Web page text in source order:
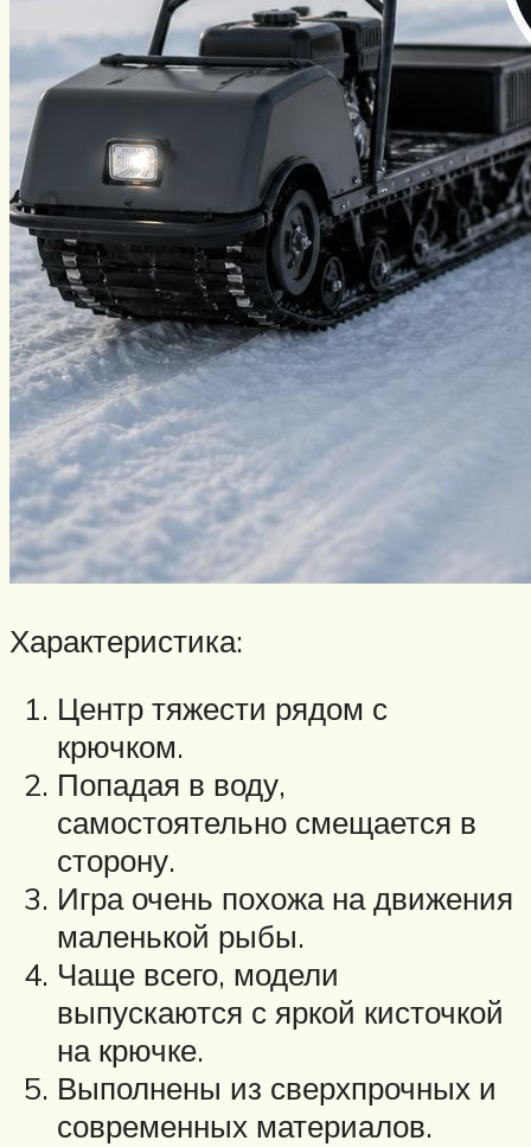
Характеристика:
Центр тяжести рядом с
крючком.
Попадая в воду,
самостоятельно смещается в
сторону.
Игра очень похожа на движения
маленькой рыбы.
Чаще всего, модели
выпускаются с яркой кисточкой
на крючке.
Выполнены из сверхпрочных и
современных материалов.